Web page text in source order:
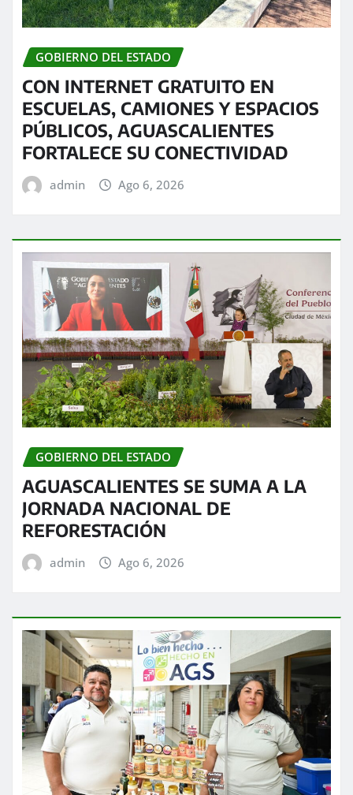
GOBIERNO DEL ESTADO
CON INTERNET GRATUITO EN
ESCUELAS, CAMIONES Y ESPACIOS
PÚBLICOS, AGUASCALIENTES
FORTALECE SU CONECTIVIDAD
admin Ago 6, 2026
GOBIERNO DEL ESTADO
AGUASCALIENTES SE SUMA A LA
JORNADA NACIONAL DE
REFORESTACIÓN
admin Ago 6, 2026